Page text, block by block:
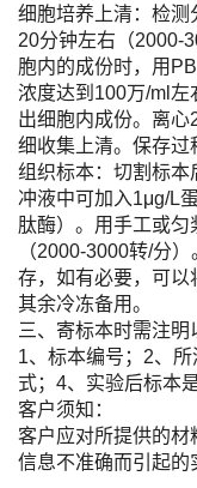
细胞培养上清：检测
20分钟左右（2000-
胞内的成份时，用
浓度达到100万/ml
出细胞内成份。离
细收集上清。保存过
组织标本：切割标
冲液中可加入1μg/L
肽酶）。用手工或
（2000-3000转/分
存，如有必要，可以
其余冷冻备用。
三、寄标本时需注明
1、标本编号；2、
式；4、实验后标本
客户须知：
客户应对所提供的材
信息不准确而引起的